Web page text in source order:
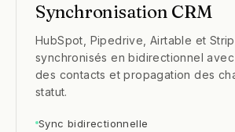
Synchronisation CRM
HubSpot, Pipedrive, Airtable et
synchronisés en bidirectionnel
des contacts et propagation des
statut.
Sync bidirectionnelle